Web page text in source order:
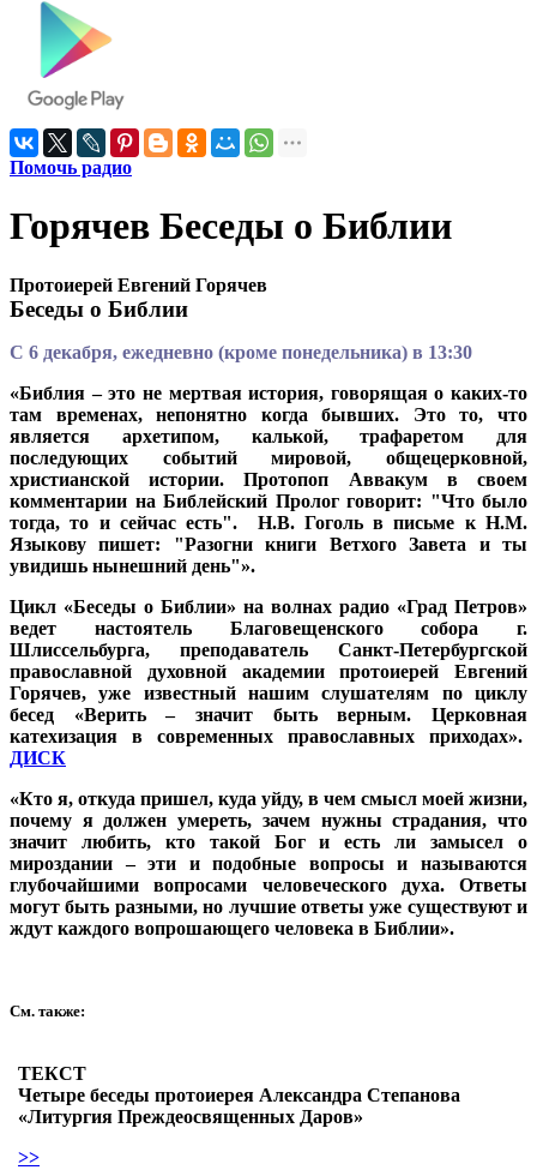
Помочь радио
Горячев Беседы о Библии
Протоиерей Евгений Горячев
Беседы о Библии
С 6 декабря, ежедневно (кроме понедельника) в 13:30
«Библия – это не мертвая история, говорящая о каких-то
там временах, непонятно когда бывших. Это то, что
является архетипом, калькой, трафаретом для
последующих событий мировой, общецерковной,
христианской истории. Протопоп Аввакум в своем
комментарии на Библейский Пролог говорит: "Что было
тогда, то и сейчас есть". Н.В. Гоголь в письме к Н.М.
Языкову пишет: "Разогни книги Ветхого Завета и ты
увидишь нынешний день"».
Цикл «Беседы о Библии» на волнах радио «Град Петров»
ведет настоятель Благовещенского собора г.
Шлиссельбурга, преподаватель Санкт-Петербургской
православной духовной академии протоиерей Евгений
Горячев, уже известный нашим слушателям по циклу
бесед «Верить – значит быть верным. Церковная
катехизация в современных православных приходах».
ДИСК
«Кто я, откуда пришел, куда уйду, в чем смысл моей жизни,
почему я должен умереть, зачем нужны страдания, что
значит любить, кто такой Бог и есть ли замысел о
мироздании – эти и подобные вопросы и называются
глубочайшими вопросами человеческого духа. Ответы
могут быть разными, но лучшие ответы уже существуют и
ждут каждого вопрошающего человека в Библии».
См. также:
ТЕКСТ
Четыре беседы протоиерея Александра Степанова
«Литургия Преждеосвященных Даров»
>>